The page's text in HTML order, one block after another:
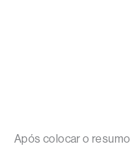
Após colocar o